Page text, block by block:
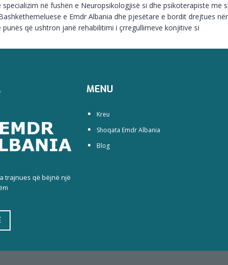
specializim në fushën e Neuropsikologjisë si dhe psikoterapiste
e Emdr Albania dhe pjesëtare e bordit drejtues
që ushtron janë rehabilitimi i çrregullimeve konjitive si
trajnues që bëjnë një
MENU
Kreu
Shoqata Emdr Albania
Blog